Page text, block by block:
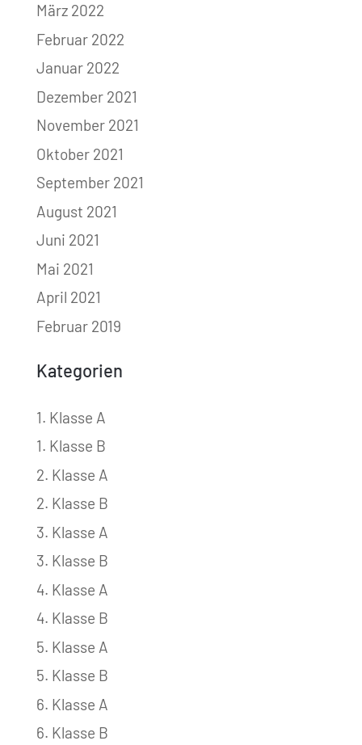
März 2022
Februar 2022
Januar 2022
Dezember 2021
November 2021
Oktober 2021
September 2021
August 2021
Juni 2021
Mai 2021
April 2021
Februar 2019
Kategorien
1. Klasse A
1. Klasse B
2. Klasse A
2. Klasse B
3. Klasse A
3. Klasse B
4. Klasse A
4. Klasse B
5. Klasse A
5. Klasse B
6. Klasse A
6. Klasse B